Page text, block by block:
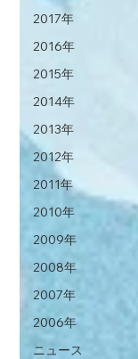
2017年
2016年
2015年
2014年
2013年
2012年
2011年
2010年
2009年
2008年
2007年
2006年
ニュース